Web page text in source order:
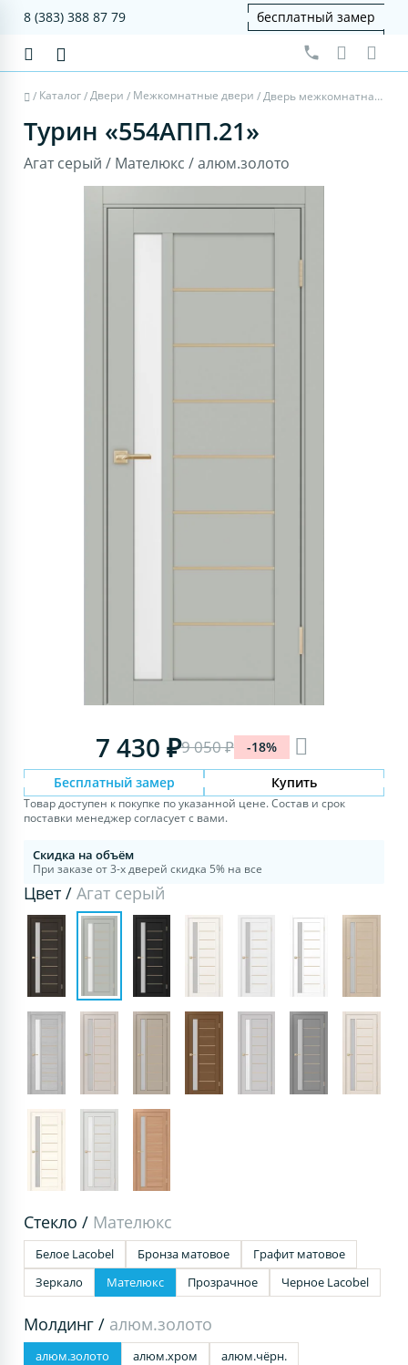
8 (383) 388 87 79 бесплатный замер
/ Каталог/Двери / Межкомнатные двери / Дверь межкомнатная Турин 554АПП.21 - агат серый, мателюкс, алюм.золото
Турин «554АПП.21»
Агат серый / Мателюкс / алюм.золото
7 430 ₽9 050 ₽ -18%
Бесплатный замер Купить
Товар доступен к покупке по указанной цене. Состав и срок
поставки менеджер согласует с вами.
Скидка на объём
При заказе от 3-х дверей скидка 5% на все
Цвет /Агат серый
Стекло / Мателюкс
Белое Lacobel Бронза матовое
Графит матовое
Зеркало
Мателюкс Прозрачное Черное Lacobel
Молдинг / алюм.золото
алюм.золото алюм.хром алюм.чёрн.